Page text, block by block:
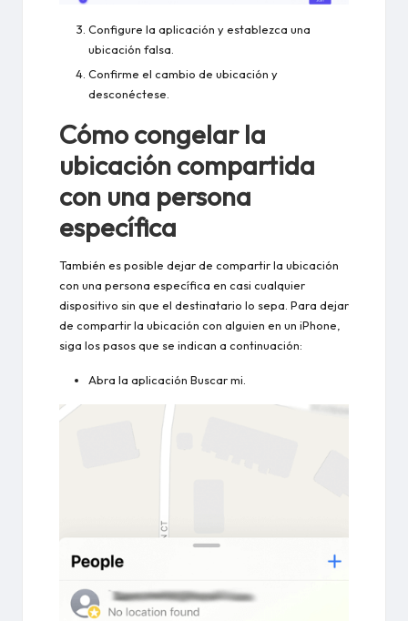
Configure la aplicación y establezca una
ubicación falsa.
Confirme el cambio de ubicación y
desconéctese.
Cómo congelar la
ubicación compartida
con una persona
específica
También es posible dejar de compartir la ubicación
con una persona específica en casi cualquier
dispositivo sin que el destinatario lo sepa. Para dejar
de compartir la ubicación con alguien en un iPhone,
siga los pasos que se indican a continuación:
Abra la aplicación Buscar mi.